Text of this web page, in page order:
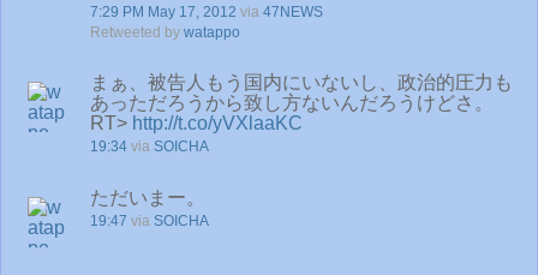
7:29 PM May 17, 2012 via 47NEWS
Retweeted by watappo
まぁ、被告人もう国内にいないし、政治的圧力も
あっただろうから致し方ないんだろうけどさ。
RT> http://t.co/yVXlaaKC
19:34 via SOICHA
ただいまー。
19:47 via SOICHA